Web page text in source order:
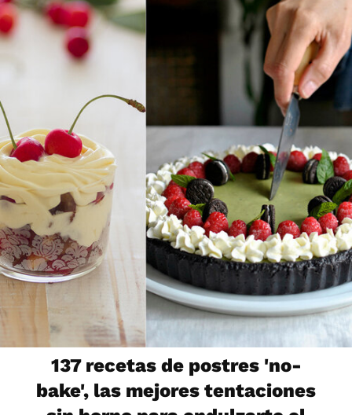
137 recetas de postres 'no-
bake', las mejores tentaciones